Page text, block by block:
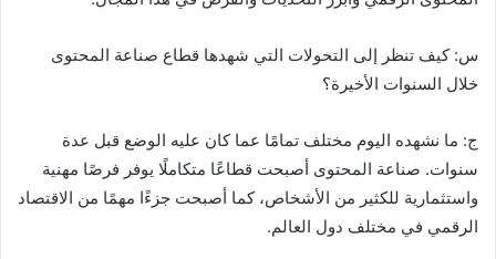
س: كيف تنظر إلى التحولات التي شهدها قطاع صناعة المحتوى
خلال السنوات الأخيرة؟
ج: ما نشهده اليوم مختلف تمامًا عما كان عليه الوضع قبل عدة
سنوات. صناعة المحتوى أصبحت قطاعًا متكاملًا يوفر فرصًا مهنية
واستثمارية للكثير من الأشخاص، كما أصبحت جزءًا مهمًا من الاقتصاد
الرقمي في مختلف دول العالم.